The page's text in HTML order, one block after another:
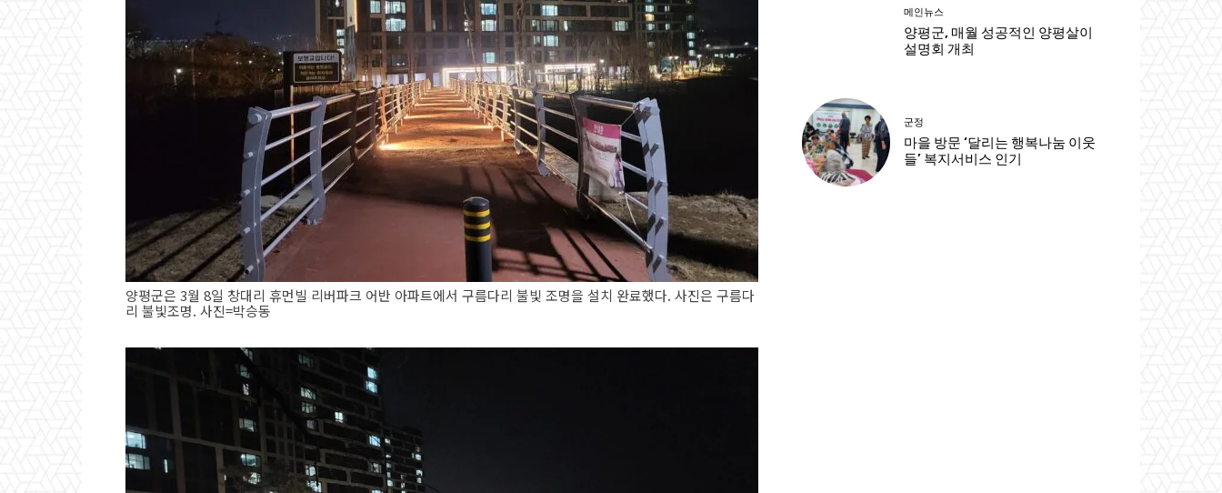
양평군은 3월 8일 창대리 휴먼빌 리버파크 어반 아파트에서 구름다리 불빛 조명을 설치 완료했다. 사진은 구름다
리 불빛조명. 사진=박승동
메인뉴스
양평군, 매월 성공적인 양평살이
설명회 개최
군정
마을 방문 ‘달리는 행복나눔 이웃
들’ 복지서비스 인기